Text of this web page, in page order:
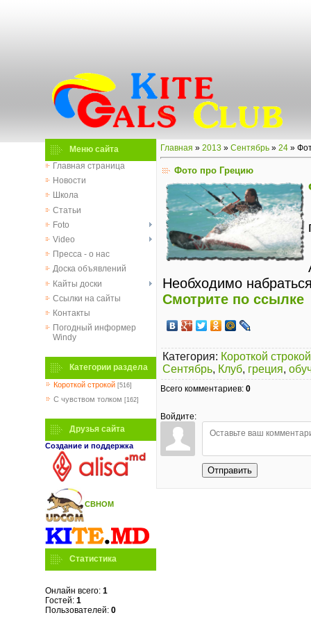
Меню сайта
Главная страница
Новости
Школа
Статьи
Foto
Video
Пресса - о нас
Доска объявлений
Кайты доски
Ссылки на сайты
Контакты
Погодный информер
Windy
Категории раздела
Короткой строкой [516]
C чувством толком [162]
Друзья сайта
Создание и поддержка
СВНОМ
Статистика
Онлайн всего: 1
Гостей: 1
Пользователей: 0
Главная » 2013 » Сентябрь » 24 »
Фото про Грецию
Необходимо
Смотрите по ссылке
Категория: Короткой строкой
Сентябрь, Клуб, греция,
Всего комментариев: 0
Войдите:
Отправить